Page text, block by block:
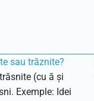
sau trăznite?
(cu ă și
Exemple: Idei